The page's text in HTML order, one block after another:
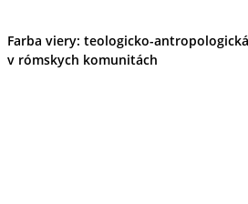
Farba viery: teologicko-
v rómskych komunitách